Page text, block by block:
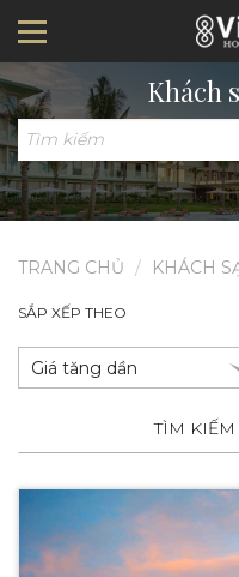
Khách
TRANG CHỦ KHÁCH
SẮP XẾP THEO
TÌM